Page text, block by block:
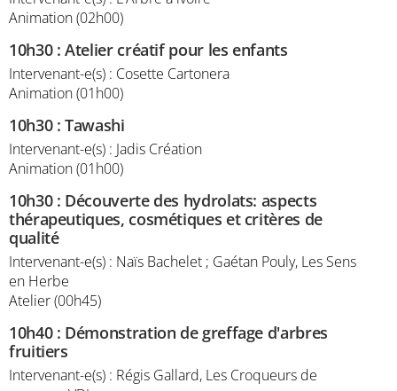
Animation (02h00)
10h30:Atelier créatif pour les enfants
Intervenant-e(s) : Cosette Cartonera
Animation (01h00)
10h30:Tawashi
Intervenant-e(s) : Jadis Création
Animation (01h00)
10h30: Découverte des hydrolats: aspects
thérapeutiques, cosmétiques et critères de
qualité
Intervenant-e(s) : Naïs Bachelet ; Gaétan Pouly, Les Sens
en Herbe
Atelier (00h45)
10h40: Démonstration de greffage d'arbres
fruitiers
Intervenant-e(s) : Régis Gallard, Les Croqueurs de